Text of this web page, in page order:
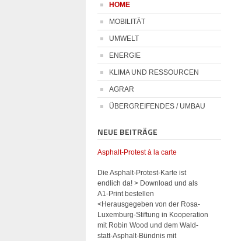
HOME
MOBILITÄT
UMWELT
ENERGIE
KLIMA UND RESSOURCEN
AGRAR
ÜBERGREIFENDES / UMBAU
NEUE BEITRÄGE
Asphalt-Protest à la carte
Die Asphalt-Protest-Karte ist
endlich da! > Download und als
A1-Print bestellen
<Herausgegeben von der Rosa-
Luxemburg-Stiftung in Kooperation
mit Robin Wood und dem Wald-
statt-Asphalt-Bündnis mit